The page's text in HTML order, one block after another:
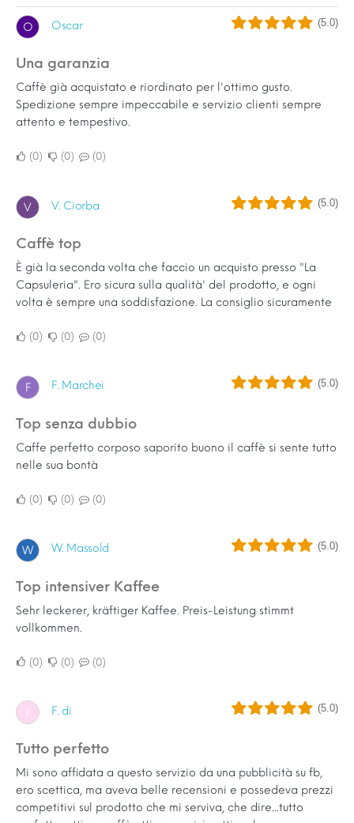
O Oscar (5.0)
Una garanzia
Caffè già acquistato e riordinato per l'ottimo gusto.
Spedizione sempre impeccabile e servizio clienti sempre
attento e tempestivo.
0 0 0
V V. Ciorba (5.0)
Caffè top
È già la seconda volta che faccio un acquisto presso "La
Capsuleria". Ero sicura sulla qualità' del prodotto, e ogni
volta è sempre una soddisfazione. La consiglio sicuramente
0 0 0
F F. Marchei (5.0)
Top senza dubbio
Caffe perfetto corposo saporito buono il caffè si sente tutto
nelle sua bontà
0 0 0
W W. Massold (5.0)
Top intensiver Kaffee
Sehr leckerer, kräftiger Kaffee. Preis-Leistung stimmt
vollkommen.
0 0 0
F F. di (5.0)
Tutto perfetto
Mi sono affidata a questo servizio da una pubblicità su fb,
ero scettica, ma aveva belle recensioni e possedeva prezzi
competitivi sul prodotto che mi serviva, che dire...tutto